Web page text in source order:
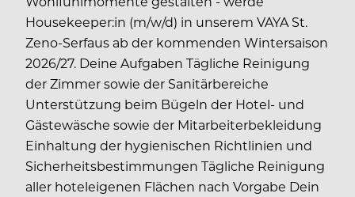
Housekeeper:in (m/w/d) in unserem VAYA St.
Zeno-Serfaus ab der kommenden Wintersaison
2026/27. Deine Aufgaben Tägliche Reinigung
der Zimmer sowie der Sanitärbereiche
Unterstützung beim Bügeln der Hotel- und
Gästewäsche sowie der Mitarbeiterbekleidung
Einhaltung der hygienischen Richtlinien und
Sicherheitsbestimmungen Tägliche Reinigung
aller hoteleigenen Flächen nach Vorgabe Dein